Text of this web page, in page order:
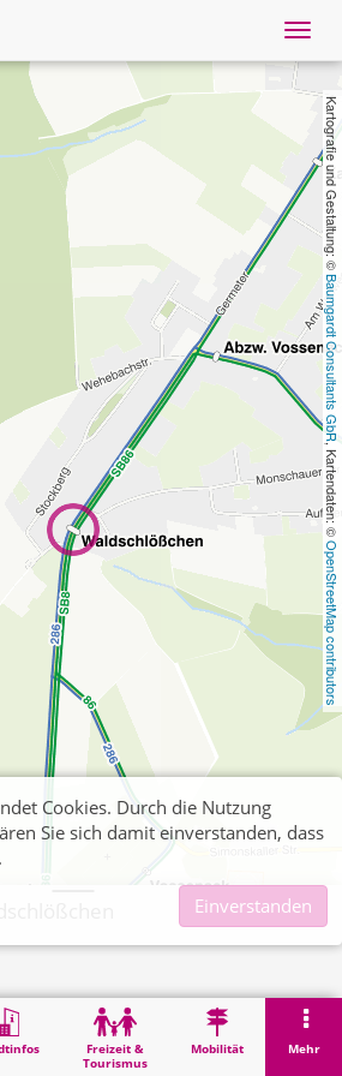
Kartografie und Gestaltung: ©
Baumgardt Consultants GbR
, Kartendaten: ©
OpenStreetMap contributors
Freizeit &
Tourismus
Mobilität Mehr
Cookies. Durch die Nutzung
Sie sich damit einverstanden, dass
Einverstanden